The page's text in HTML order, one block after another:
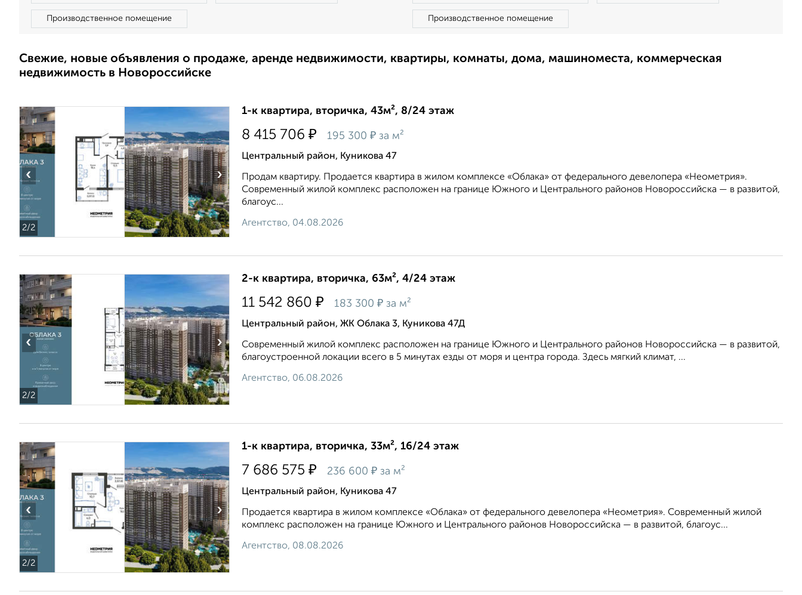
Производственное помещение Производственное помещение
Свежие, новые объявления о продаже, аренде недвижимости, квартиры, комнаты, дома, машиноместа, коммерческая
недвижимость в Новороссийске
2/2
‹ ›
1-к квартира, вторичка, 43м², 8/24 этаж
8 415 706 ₽ 195 300 ₽ за м²
Центральный район, Куникова 47
Продам квартиру. Продается квартира в жилом комплексе «Облака» от федерального девелопера «Неометрия».
Современный жилой комплекс расположен на границе Южного и Центрального районов Новороссийска — в развитой,
благоус...
Агентство, 04.08.2026
2/2
‹ ›
2-к квартира, вторичка, 63м², 4/24 этаж
11 542 860 ₽ 183 300 ₽ за м²
Центральный район, ЖК Облака 3, Куникова 47Д
Современный жилой комплекс расположен на границе Южного и Центрального районов Новороссийска — в развитой,
благоустроенной локации всего в 5 минутах езды от моря и центра города. Здесь мягкий климат, ...
Агентство, 06.08.2026
2/2
‹ ›
1-к квартира, вторичка, 33м², 16/24 этаж
7 686 575 ₽ 236 600 ₽ за м²
Центральный район, Куникова 47
Продается квартира в жилом комплексе «Облака» от федерального девелопера «Неометрия». Современный жилой
комплекс расположен на границе Южного и Центрального районов Новороссийска — в развитой, благоус...
Агентство, 08.08.2026